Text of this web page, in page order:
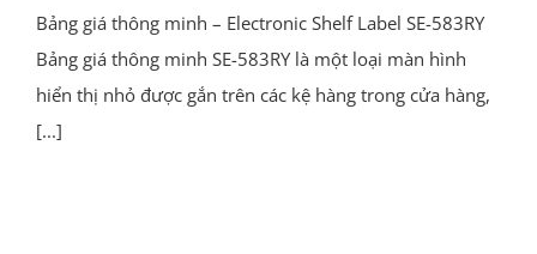
Bảng giá thông minh – Electronic Shelf Label SE-583RY
Bảng giá thông minh SE-583RY là một loại màn hình
hiển thị nhỏ được gắn trên các kệ hàng trong cửa hàng,
[...]